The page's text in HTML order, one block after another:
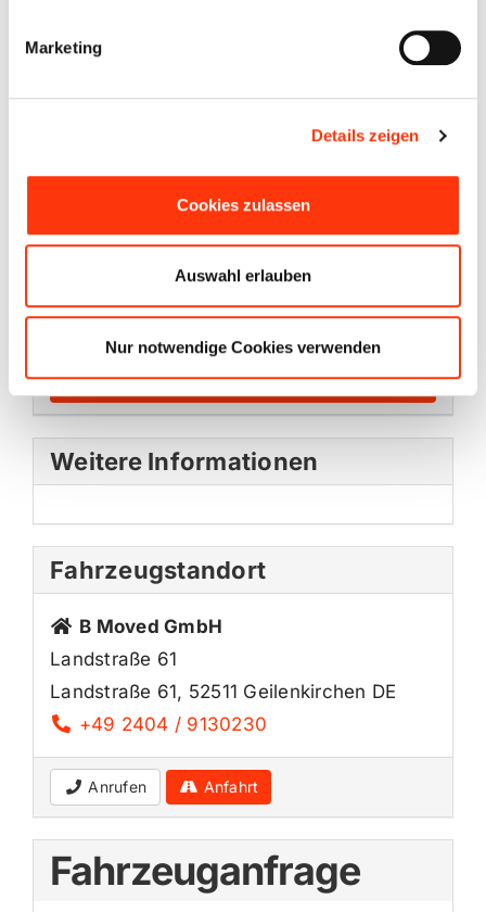
Marketing
Details zeigen
Cookies zulassen
Auswahl erlauben
Nur notwendige Cookies verwenden
Neufahrzeug
Dreiseitenkipper
Angebotsnummer:
Exposé [PDF]
Weitere Informationen
Fahrzeugstandort
B Moved GmbH
Landstraße 61
Landstraße 61, 52511 Geilenkirchen DE
+49 2404 / 9130230
Anrufen Anfahrt
Fahrzeuganfrage